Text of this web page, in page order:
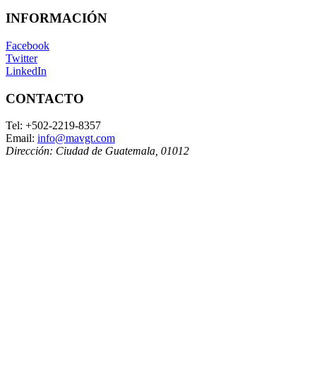
INFORMACIÓN
Facebook
Twitter
LinkedIn
CONTACTO
Tel: +502-2219-8357
Email: info@mavgt.com
Dirección: Ciudad de Guatemala 01012